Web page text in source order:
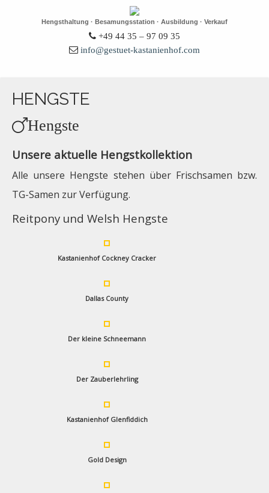
Hengsthaltung · Besamungsstation · Ausbildung · Verkauf
+49 44 35 – 97 09 35
info@gestuet-kastanienhof.com
HENGSTE
Hengste
Unsere aktuelle Hengstkollektion
Alle unsere Hengste stehen über Frischsamen bzw.
TG-Samen zur Verfügung.
Reitpony und Welsh Hengste
Kastanienhof Cockney Cracker
Dallas County
Der kleine Schneemann
Der Zauberlehrling
Kastanienhof Glenfiddich
Gold Design